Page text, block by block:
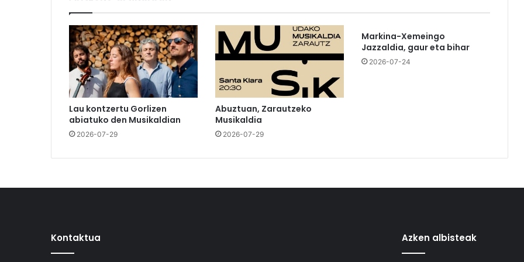
Lau kontzertu Gorlizen
abiatuko den Musikaldian
2026-07-29
Abuztuan, Zarautzeko
Musikaldia
2026-07-29
Markina-Xemeingo
Jazzaldia, gaur eta bihar
2026-07-24
Kontaktua Azken albisteak